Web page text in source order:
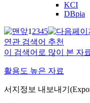
KCI
DBpia
12345
연관 검색어 추천
이 검색어로 많이 본 자
활용도 높은 자료
서지정보 내보내기